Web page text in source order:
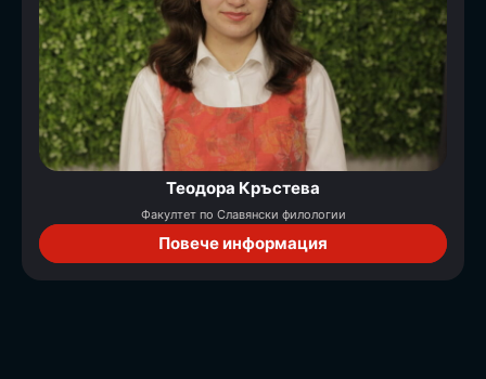
Теодора Кръстева
Факултет по Славянски филологии
Повече информация